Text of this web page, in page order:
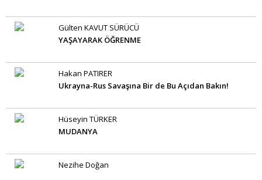
Gülten KAVUT SÜRÜCÜ
YAŞAYARAK ÖĞRENME
Hakan PATIRER
Ukrayna-Rus Savaşına Bir de Bu Açıdan Bakın!
Hüseyin TÜRKER
MUDANYA
Nezihe Doğan